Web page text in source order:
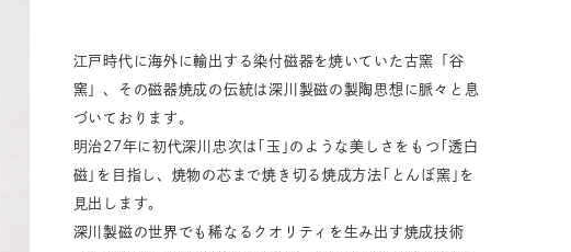
ボンボニエール動物モチーフ
55,001円(税込)以上
江戸時代に海外に輸出する染付磁器を焼いていた古窯「谷
窯」、その磁器焼成の伝統は深川製磁の製陶思想に脈々と息
づいております。
明治27年に初代深川忠次は｢玉｣のような美しさをもつ｢透白
磁｣を目指し、焼物の芯まで焼き切る焼成方法｢とんぼ窯｣を
見出します。
深川製磁の世界でも稀なるクオリティを生み出す焼成技術